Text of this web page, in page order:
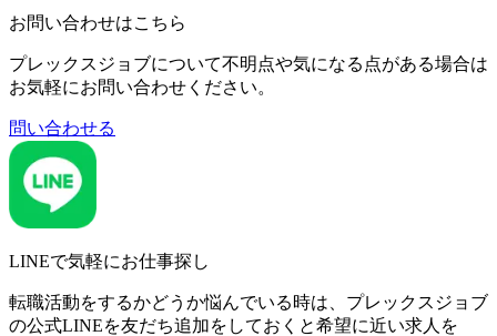
お問い合わせはこちら
プレックスジョブについて不明点や気になる点がある場合は
お気軽にお問い合わせください。
問い合わせる
LINEで気軽にお仕事探し
転職活動をするかどうか悩んでいる時は、プレックスジョブ
の公式LINEを友だち追加をしておくと希望に近い求人を